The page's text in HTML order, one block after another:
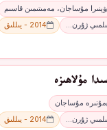
ۋېنىرا مۇساجان، مەمىتىمىن قاسىم
ژۇرن…
2014 - يىللىق
مۇلاھىزە
مۇنىرە مۇساجان
ژۇرن…
2014 - يىللىق